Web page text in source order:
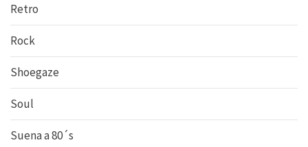
Retro
Rock
Shoegaze
Soul
Suena a 80´s